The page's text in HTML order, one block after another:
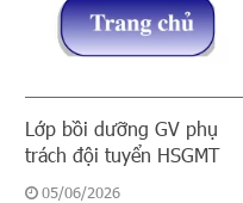
Lớp bồi dưỡng GV phụ
trách đội tuyển HSGMT
05/06/2026